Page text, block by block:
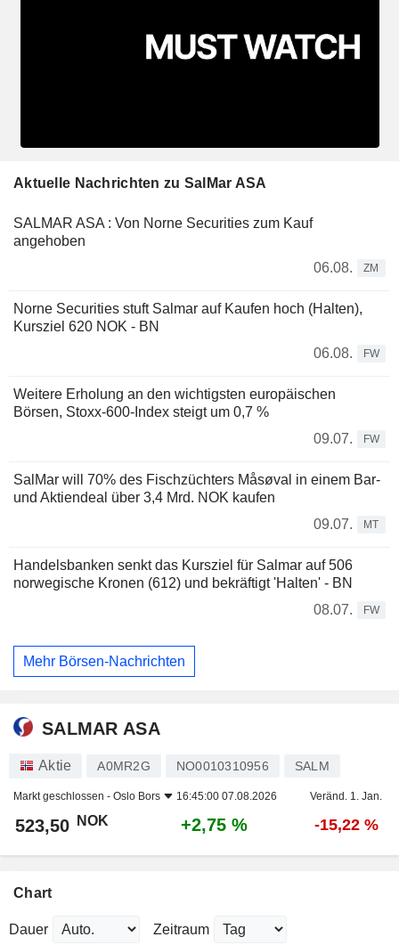
Aktuelle Nachrichten zu SalMar ASA
SALMAR ASA : Von Norne Securities zum Kauf
angehoben
06.08.
ZM
Norne Securities stuft Salmar auf Kaufen hoch (Halten),
Kursziel 620 NOK - BN
06.08.
FW
Weitere Erholung an den wichtigsten europäischen
Börsen, Stoxx-600-Index steigt um 0,7 %
09.07.
FW
SalMar will 70% des Fischzüchters Måsøval in einem Bar-
und Aktiendeal über 3,4 Mrd. NOK kaufen
09.07.
MT
Handelsbanken senkt das Kursziel für Salmar auf 506
norwegische Kronen (612) und bekräftigt 'Halten' - BN
08.07.
FW
Mehr Börsen-Nachrichten
SALMAR ASA
Aktie A0MR2G NO0010310956 SALM
Markt geschlossen - Oslo Bors 16:45:00 07.08.2026 Veränd. 1. Jan.
523,50 NOK +2,75 % -15,22 %
Chart
Dauer Zeitraum